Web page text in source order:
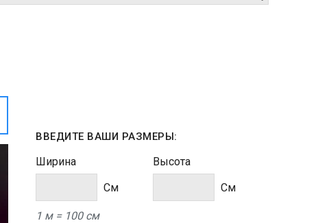
ВВЕДИТЕ ВАШИ РАЗМЕРЫ:
Ширина
Cм
Высота
Cм
1 м = 100 см